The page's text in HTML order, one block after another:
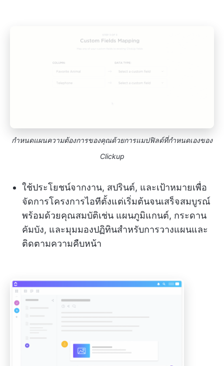
กำหนดแผนความต้องการของคุณด้วยการแมปฟิลด์ที่กำหนดเองของ
Clickup
ใช้ประโยชน์จากงาน, สปรินต์, และเป้าหมายเพื่อ
จัดการโครงการไอทีตั้งแต่เริ่มต้นจนเสร็จสมบูรณ์
พร้อมด้วยคุณสมบัติเช่น แผนภูมิแกนต์, กระดาน
คัมบัง, และมุมมองปฏิทินสำหรับการวางแผนและ
ติดตามความคืบหน้า